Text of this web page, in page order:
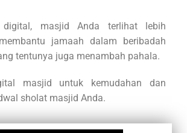
masjid Anda terlihat lebih
jamaah dalam beribadah
tentunya juga menambah pahala.
masjid untuk kemudahan dan
sholat masjid Anda.